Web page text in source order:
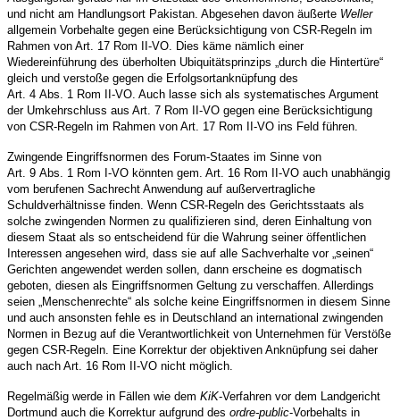
und nicht am Handlungsort Pakistan. Abgesehen davon äußerte Weller
allgemein Vorbehalte gegen eine Berücksichtigung von CSR-Regeln im
Rahmen von Art. 17 Rom II-VO. Dies käme nämlich einer
Wiedereinführung des überholten Ubiquitätsprinzips „durch die Hintertüre“
gleich und verstoße gegen die Erfolgsortanknüpfung des
Art. 4 Abs. 1 Rom II-VO. Auch lasse sich als systematisches Argument
der Umkehrschluss aus Art. 7 Rom II-VO gegen eine Berücksichtigung
von CSR-Regeln im Rahmen von Art. 17 Rom II-VO ins Feld führen.
Zwingende Eingriffsnormen des Forum-Staates im Sinne von
Art. 9 Abs. 1 Rom I-VO könnten gem. Art. 16 Rom II-VO auch unabhängig
vom berufenen Sachrecht Anwendung auf außervertragliche
Schuldverhältnisse finden. Wenn CSR-Regeln des Gerichtsstaats als
solche zwingenden Normen zu qualifizieren sind, deren Einhaltung von
diesem Staat als so entscheidend für die Wahrung seiner öffentlichen
Interessen angesehen wird, dass sie auf alle Sachverhalte vor „seinen“
Gerichten angewendet werden sollen, dann erscheine es dogmatisch
geboten, diesen als Eingriffsnormen Geltung zu verschaffen. Allerdings
seien „Menschenrechte“ als solche keine Eingriffsnormen in diesem Sinne
und auch ansonsten fehle es in Deutschland an international zwingenden
Normen in Bezug auf die Verantwortlichkeit von Unternehmen für Verstöße
gegen CSR-Regeln. Eine Korrektur der objektiven Anknüpfung sei daher
auch nach Art. 16 Rom II-VO nicht möglich.
Regelmäßig werde in Fällen wie dem KiK-Verfahren vor dem Landgericht
Dortmund auch die Korrektur aufgrund des ordre-public-Vorbehalts in